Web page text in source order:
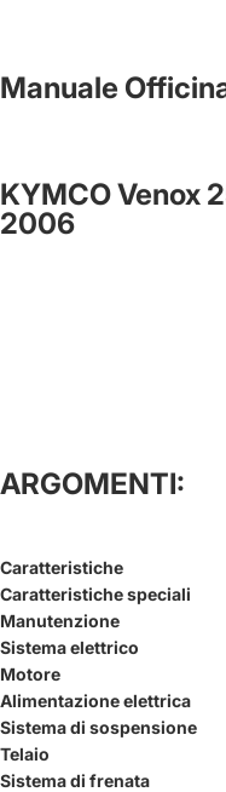
Manuale
KYMCO Venox
2006
ARGOMENTI:
Caratteristiche
Caratteristiche speciali
Manutenzione
Sistema elettrico
Motore
Alimentazione elettrica
Sistema di sospensione
Telaio
Sistema di frenata